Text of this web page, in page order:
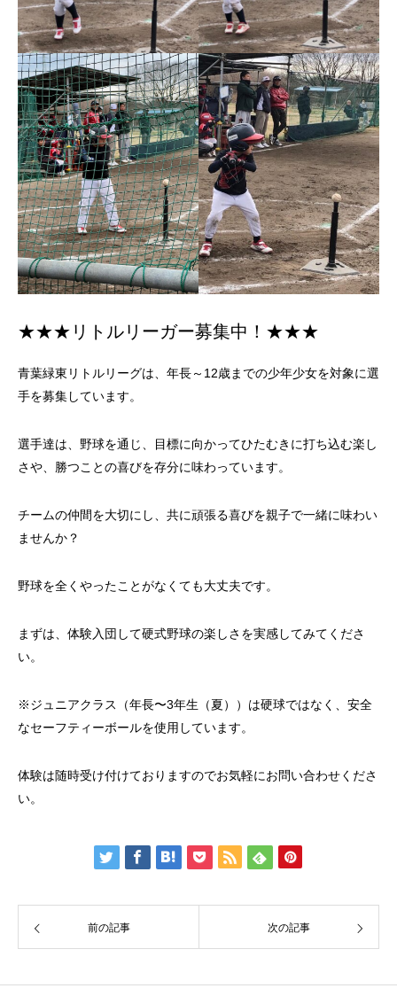
★★★リトルリーガー募集中！★★★
青葉緑東リトルリーグは、年長～12歳までの少年少女を対象に選
手を募集しています。
選手達は、野球を通じ、目標に向かってひたむきに打ち込む楽し
さや、勝つことの喜びを存分に味わっています。
チームの仲間を大切にし、共に頑張る喜びを親子で一緒に味わい
ませんか？
野球を全くやったことがなくても大丈夫です。
まずは、体験入団して硬式野球の楽しさを実感してみてくださ
い。
※ジュニアクラス（年長〜3年生（夏））は硬球ではなく、安全
なセーフティーボールを使用しています。
体験は随時受け付けておりますのでお気軽にお問い合わせくださ
い。
前の記事 次の記事